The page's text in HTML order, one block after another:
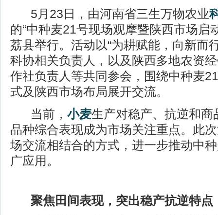
5月23日，由河南省三生万物农业
的“中种麦21号现场观摩暨陕西市场启
荔县举行。活动以“为耕赋能，向新而
科协相关负责人，以及陕西多地农资
作社负责人等共同参会，围绕中种麦
式及陕西市场布局展开交流。
当前， 小麦生产对稳产、抗逆和
品种综合表现成为市场关注重点。此
场交流相结合的方式，进一步推动中
广应用。
聚焦田间表现，突出稳产抗逆特点